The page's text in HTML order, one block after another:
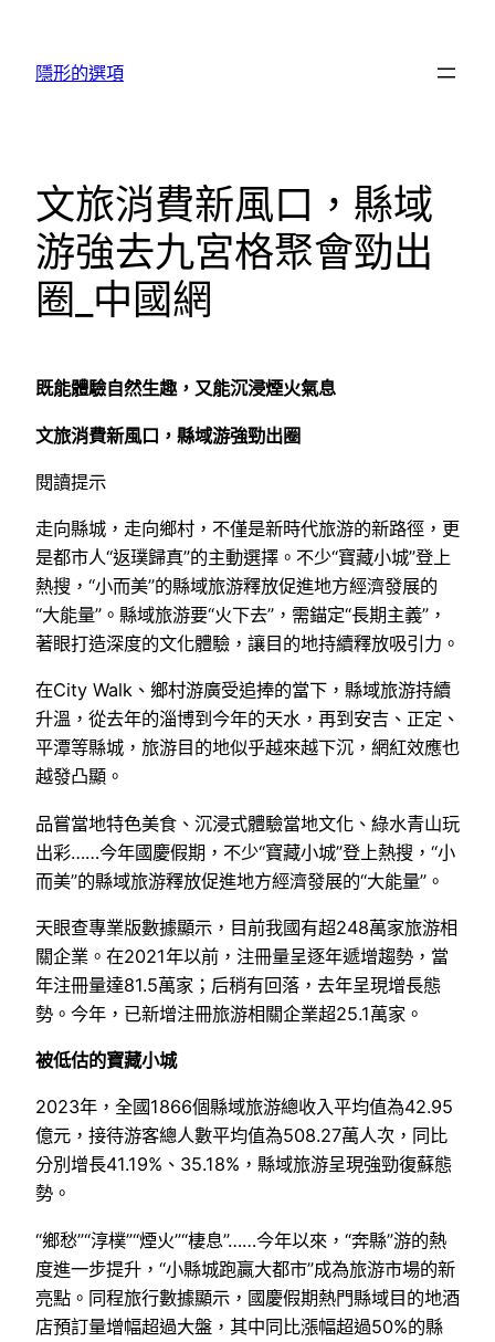
隱形的選項
文旅消費新風口，縣域
游強去九宮格聚會勁出
圈_中國網
既能體驗自然生趣，又能沉浸煙火氣息
文旅消費新風口，縣域游強勁出圈
閱讀提示
走向縣城，走向鄉村，不僅是新時代旅游的新路徑，更
是都市人“返璞歸真”的主動選擇。不少“寶藏小城”登上
熱搜，“小而美”的縣域旅游釋放促進地方經濟發展的
“大能量”。縣域旅游要“火下去”，需錨定“長期主義”，
著眼打造深度的文化體驗，讓目的地持續釋放吸引力。
在City Walk、鄉村游廣受追捧的當下，縣域旅游持續
升溫，從去年的淄博到今年的天水，再到安吉、正定、
平潭等縣城，旅游目的地似乎越來越下沉，網紅效應也
越發凸顯。
品嘗當地特色美食、沉浸式體驗當地文化、綠水青山玩
出彩……今年國慶假期，不少“寶藏小城”登上熱搜，“小
而美”的縣域旅游釋放促進地方經濟發展的“大能量”。
天眼查專業版數據顯示，目前我國有超248萬家旅游相
關企業。在2021年以前，注冊量呈逐年遞增趨勢，當
年注冊量達81.5萬家；后稍有回落，去年呈現增長態
勢。今年，已新增注冊旅游相關企業超25.1萬家。
被低估的寶藏小城
2023年，全國1866個縣域旅游總收入平均值為42.95
億元，接待游客總人數平均值為508.27萬人次，同比
分別增長41.19%、35.18%，縣域旅游呈現強勁復蘇態
勢。
“鄉愁”“淳樸”“煙火”“棲息”……今年以來，“奔縣”游的熱
度進一步提升，“小縣城跑贏大都市”成為旅游市場的新
亮點。同程旅行數據顯示，國慶假期熱門縣域目的地酒
店預訂量增幅超過大盤，其中同比漲幅超過50%的縣